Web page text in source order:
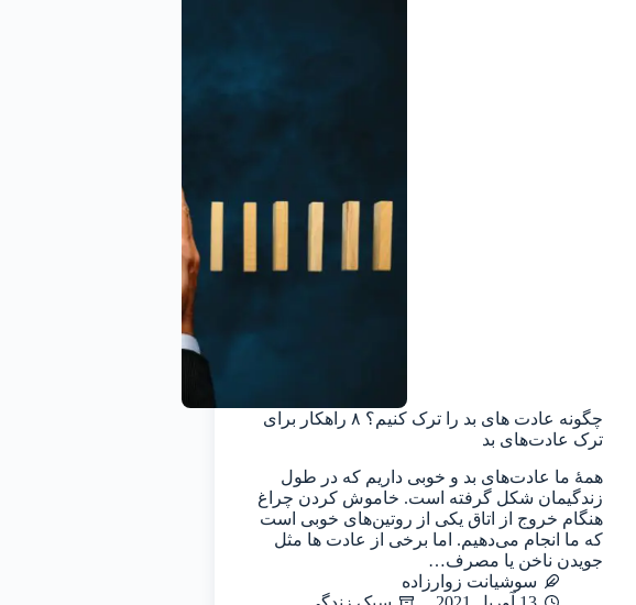
چگونه عادت های بد را ترک کنیم؟ ۸ راهکار برای
ترک عادت‌های بد
همهٔ ما عادت‌های بد و خوبی داریم که در طول
زندگیمان شکل گرفته است. خاموش کردن چراغ
هنگام خروج از اتاق یکی از روتین‌های خوبی است
که ما انجام می‌دهیم. اما برخی از عادت ها مثل
جویدن ناخن یا مصرف…
سوشیانت زوارزاده